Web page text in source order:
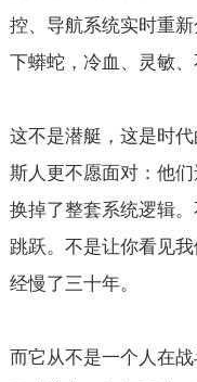
控、导航系统实时重
下蟒蛇，冷血、灵敏、
这不是潜艇，这是时
斯人更不愿面对：他
换掉了整套系统逻辑
跳跃。不是让你看见
经慢了三十年。
而它从不是一个人在